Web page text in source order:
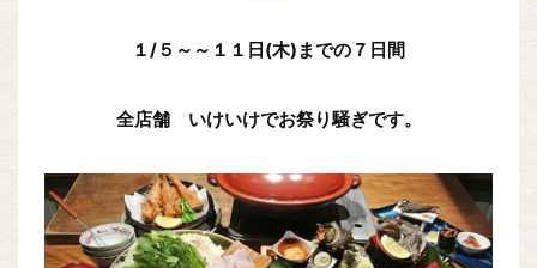
１/５～～１１日(木)までの７日間
全店舗 いけいけでお祭り騒ぎです。